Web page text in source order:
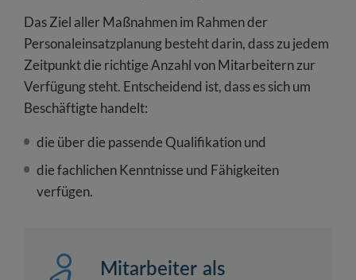
Das Ziel aller Maßnahmen im Rahmen der
Personaleinsatzplanung besteht darin, dass zu jedem
Zeitpunkt die richtige Anzahl von Mitarbeitern zur
Verfügung steht. Entscheidend ist, dass es sich um
Beschäftigte handelt:
die über die passende Qualifikation und
die fachlichen Kenntnisse und Fähigkeiten
verfügen.
Mitarbeiter als